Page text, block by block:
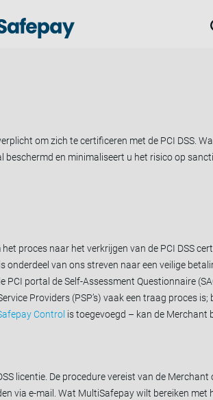
om zich te certificeren met de PCI DSS.
en minimaliseert u het risico op
proces naar het verkrijgen van de PCI DSS
van ons streven naar een veilige
portal de Self-Assessment Questionnaire
Providers (PSP’s) vaak een traag proces is;
Control is toegevoegd – kan de Merchant
licentie. De procedure vereist van de Merchant
via e-mail. Wat MultiSafepay wilt bereiken met